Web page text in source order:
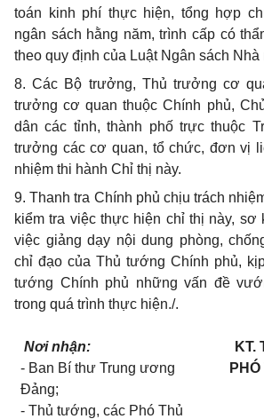
toán kinh phí thực hiện, tổng hợp
ngân sách hằng năm, trình cấp có
theo quy định của Luật Ngân sách
8.Các Bộ trưởng, Thủ trưởng cơ
trưởng cơ quan thuộc Chính phủ,
dân các tỉnh, thành phố trực thuộc
trưởng các cơ quan, tổ chức, đơn vị
nhiệm thi hành Chỉ thị này.
9.Thanh tra Chính phủ chịu trách
kiểm tra việc thực hiện chỉ thị này, sơ
việc giảng dạy nội dung phòng,
chỉ đạo của Thủ tướng Chính phủ,
tướng Chính phủ những vấn đề
trong quá trình thực hiện./.
Nơi nhận:
- Ban Bí thư Trung ương
Đảng;
-Thủ tướng, các Phó Thủ
KT.
PHÓ